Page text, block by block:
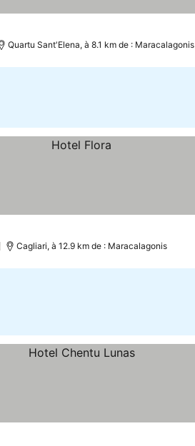
Quartu Sant'Elena, à 8.1 km de : Maracalagonis
Cagliari, à 12.9 km de : Maracalagonis